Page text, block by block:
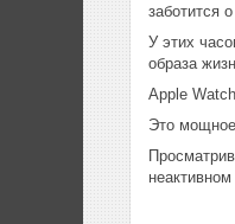
заботится о
У этих
образа
Apple
Это мощное